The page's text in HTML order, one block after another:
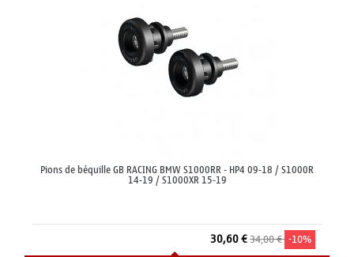
Pions de béquille GB RACING BMW S1000RR - HP4 09-18 / S1000R
14-19 / S1000XR 15-19
30,60 €34,00 € -10%